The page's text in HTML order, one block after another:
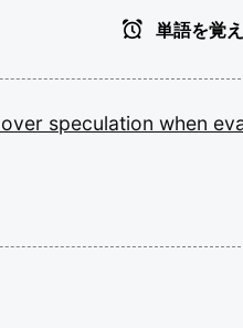
単語を覚
over speculation when